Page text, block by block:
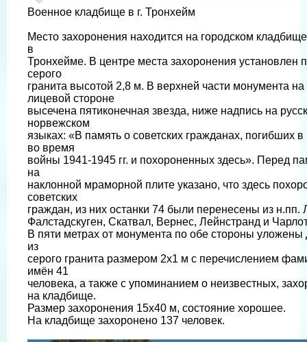
Военное кладбище в г. Тронхейм
Место захоронения находится на городском
в
Тронхейме. В центре места захоронения установлен
серого
гранита высотой 2,8 м. В верхней части монумента на
лицевой стороне
высечена пятиконечная звезда, ниже надпись на
норвежском
языках: «В память о советских гражданах, погибших
во время
войны 1941-1945 гг. и похороненных здесь». Перед
на
наклонной мраморной плите указано, что здесь
советских
граждан, из них останки 74 были перенесены из н.пп.
Фалстадскуген, Скатвал, Вернес, Лейнстранд и
В пяти метрах от монумента по обе стороны уложены
из
серого гранита размером 2х1 м с перечислением
имён 41
человека, а также с упоминанием о неизвестных,
на кладбище.
Размер захоронения 15х40 м, состояние хорошее.
На кладбище захоронено 137 человек.